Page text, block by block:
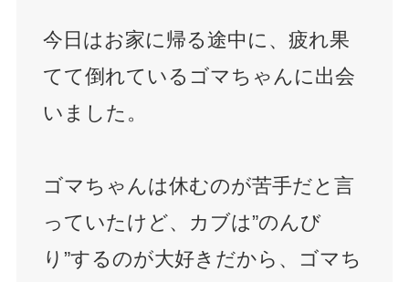
今日はお家に帰る途中に、疲れ果
てて倒れているゴマちゃんに出会
いました。
ゴマちゃんは休むのが苦手だと言
っていたけど、カブは”のんび
り”するのが大好きだから、ゴマち